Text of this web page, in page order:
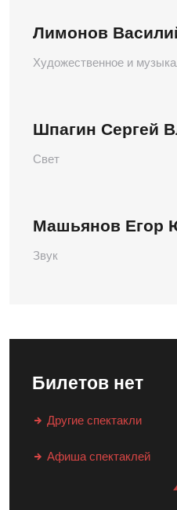
Лимонов
Художественное и
Шпагин Сергей
Свет
Машьянов Егор
Звук
Билетов нет
Другие спектакли
Афиша спектаклей